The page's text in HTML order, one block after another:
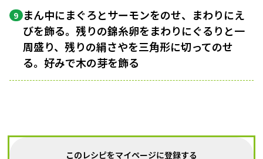
9 まん中にまぐろとサーモンをのせ、まわりにえ
びを飾る。残りの錦糸卵をまわりにぐるりと一
周盛り、残りの絹さやを三角形に切ってのせ
る。好みで木の芽を飾る
このレシピをマイページに登録する